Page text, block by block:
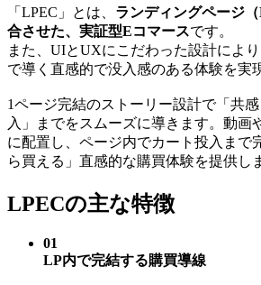
「LPEC」とは、 ランディングページ
合させた、実証型Eコマースです。
また、UIとUXにこだわった設計によ
で導く直感的で没入感のある体験を実
1ページ完結のストーリー設計で「
入」までをスムーズに導きます。動画
に配置し、ページ内でカート投入まで
ら買える」直感的な購買体験を提供し
LPECの主な特徴
01
LP内で完結する購買導線